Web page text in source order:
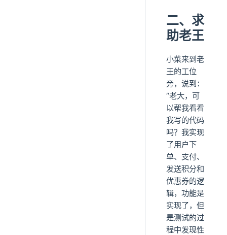
二、求
助老王
小菜来到老
王的工位
旁，说到：
“老大，可
以帮我看看
我写的代码
吗？我实现
了用户下
单、支付、
发送积分和
优惠券的逻
辑，功能是
实现了，但
是测试的过
程中发现性